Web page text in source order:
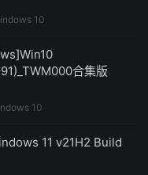
10
合集版
10
11 v21H2 Build